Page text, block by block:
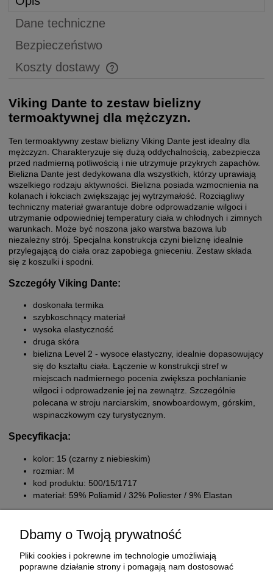
Dane techniczne
Bezpieczeństwo
Koszty dostawy
Cena nie zawiera ewentualnych kosztów płatności
Viking Dante to zestaw bielizny
termoaktywnej dla mężczyzn.
Ten termoaktywny zestaw bielizny Viking Dante jest idealny dla
mężczyzn. Charakteryzuje się dużą oddychalnością, zabezpiecza
przed nadmierną potliwością i nie utrzymuje przykrych zapachów.
Bielizna Dante jest dedykowana dla wszystkich, którzy uprawiają
wszelkiego rodzaju aktywności. Bielizna posiada wzmocnienia na
kolanach i łokciach zwiększając jej wytrzymałość. Rozciągliwy
techniczny materiał gwarantuje dobre odprowadzanie wilgoci i
utrzymanie odpowiedniej temperatury ciała w chłodnych i zimnych
warunkach. Może być noszona jako warstwa bazowa lub
niezależny strój. Specjalna konstrukcja czyni bieliznę idealnie
przylegającą do ciała oraz zapobiega gnieceniu. Zestaw składa
się z koszulki i spodni.
Szczegóły Viking Dante:
doskonała termika
szybkoschnący materiał
wysoka elastyczność
druga skóra
bielizna Level 2 - wysoce elastyczny, idealnie dopasowujący
się do kształtu ciała. Łączenie w konstrukcji stref w
miejscach nadmiernego pocenia zwiększa pochłanianie
wilgoci i odprowadzenie jej na zewnątrz. Szczególnie
polecana w stroju narciarskim, snowboardowym, górskim,
wspinaczkowym czy turystycznym.
Specyfikacja:
kolor: 15 (czarny z niebieskim)
rozmiar: M
kod produktu: 500/15/1717
materiał: 59% Poliamid / 32% Poliester / 9% Elastan
Dbamy o Twoją prywatność
Pliki cookies i pokrewne im technologie umożliwiają
poprawne działanie strony i pomagają nam dostosować